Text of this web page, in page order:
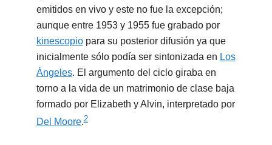
emitidos en vivo y este no fue la excepción;
aunque entre 1953 y 1955 fue grabado por
kinescopiopara su posterior difusión ya que
inicialmente sólo podía ser sintonizada en Los
Ángeles. El argumento del ciclo giraba en
torno a la vida de un matrimonio de clase baja
formado por Elizabeth y Alvin, interpretado por
Del Moore.2